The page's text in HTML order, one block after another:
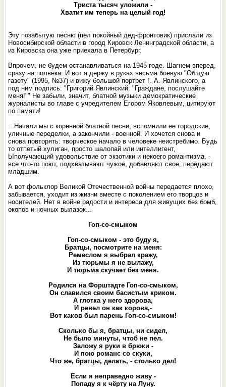
Триста тысяч уложили -
Хватит им теперь на целый год!
Эту позабытую песню (пел покойный дед-фронтовик) прислали из
Новосибирской области в город Кировск Ленинградской области, а
из Кировска она уже приехала в Петербург.
Впрочем, не будем останавливаться на 1945 годе. Шагнем вперед,
сразу на полвека. И вот я держу в руках весьма боевую "Общую
газету" (1995, №37) и вижу большой портрет Г. А. Явлинского, а
под ним подпись: "Григорий Явлинский: "Граждане, послушайте
меня!"" Не забыли, значит, блатной музыки демократические
журналисты во главе с учредителем Егором Яковлевым, цитируют
по памяти!
...Начали мы с коренной блатной песни, вспомнили ее городские,
уличные переделки, а закончили - военной. И хочется снова и
снова повторять: творческое начало в человеке неистребимо. Будь
то отпетый хулиган, просто шалопай или интеллигент,
Ыполучающий удовольствие от экзотики и некоего романтизма, -
все что-то поют, подхватывают чужое, добавляют свое, передают
младшим.
А вот фольклор Великой Отечественной войны передается плохо,
забывается, уходит из жизни вместе с поколением его творцов и
носителей. Нет в войне радости и интереса для живущих без бомб,
окопов и ночных вылазок...
Гоп-со-смыком
Гоп-со-смыком - это буду я,
Братцы, посмотрите на меня:
Ремеслом я выбрал кражу,
Из тюрьмы я не вылажу,
И тюрьма скучает без меня.
Родился на Форштадте Гоп-со-смыком,
Он славился своим басистым криком.
А глотка у него здорова,
И ревел он как корова,-
Вот каков был парень Гоп-со-смыком!
Сколько бы я, братцы, ни сидел,
Не было минуты, чтоб не пел.
Заложу я руки в брюки -
И пою романс со скуки,
Что же, братцы, делать, - столько дел!
Если я неправедно живу -
Попаду я к чёрту на Луну.